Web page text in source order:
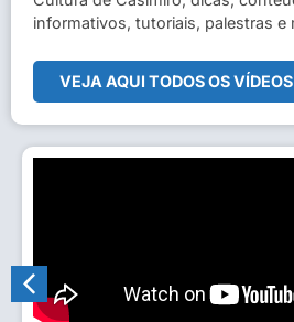
informativos, tutoriais, palestras e
VEJA AQUI TODOS OS VÍDEOS